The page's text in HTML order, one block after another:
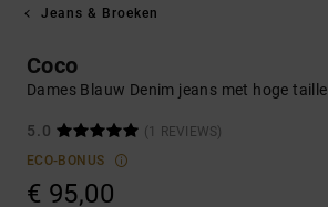
Jeans & Broeken
Coco
Dames Blauw Denim jeans met hoge taille
5.0
(1 REVIEWS)
ECO-BONUS
€ 95,00